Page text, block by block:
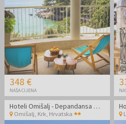
348 €
NAŠA CIJENA
Hoteli Omišalj - Depandansa Marina - Ljeto na Krku
Omišalj, Krk, Hrvatska